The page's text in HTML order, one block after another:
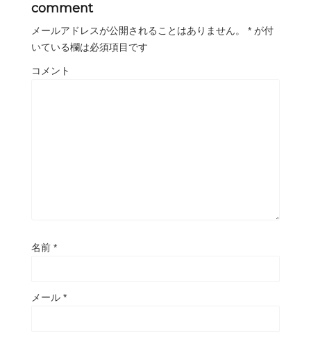
comment
メールアドレスが公開されることはありません。 * が付
いている欄は必須項目です
コメント
名前 *
メール *